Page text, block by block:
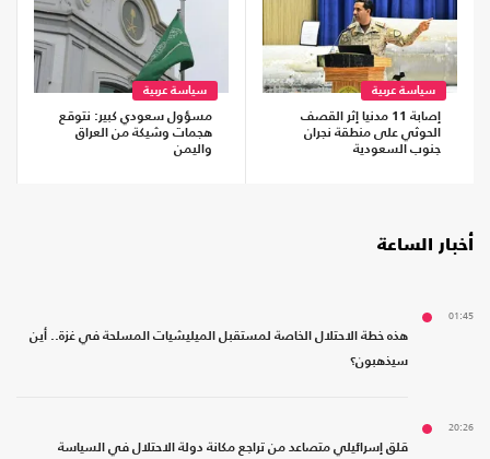
سياسة عربية
إصابة 11 مدنيا إثر القصف
الحوثي على منطقة نجران
جنوب السعودية
سياسة عربية
مسؤول سعودي كبير: نتوقع
هجمات وشيكة من العراق
واليمن
أخبار الساعة
01:45
هذه خطة الاحتلال الخاصة لمستقبل الميليشيات المسلحة في غزة.. أين
سيذهبون؟
20:26
قلق إسرائيلي متصاعد من تراجع مكانة دولة الاحتلال في السياسة